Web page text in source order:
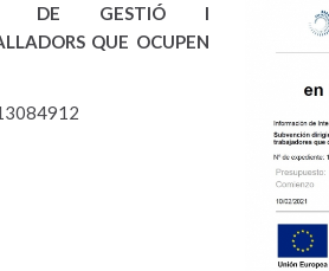
DE GESTIÓ I
QUE OCUPEN